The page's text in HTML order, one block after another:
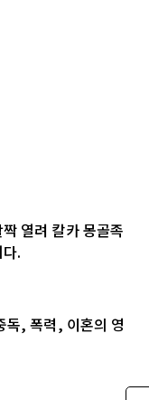
열려 칼카 몽골족
.
독, 폭력, 이혼의 영